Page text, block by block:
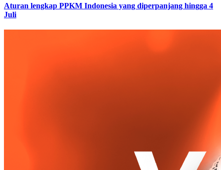
Aturan lengkap PPKM Indonesia yang diperpanjang hingga 4
Juli